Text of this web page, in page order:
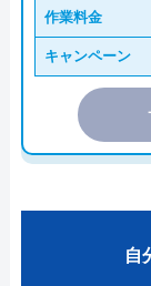
作業料金
キャンペーン
自